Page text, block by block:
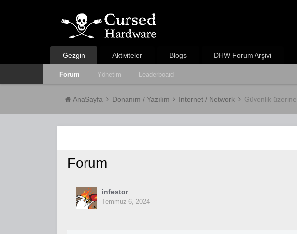
Gezgin
Forum Yönetim Leaderboard
Aktiviteler Blogs DHW Forum Arşivi
AnaSayfa Donanım / Yazılım İnternet / Network Güvenlik üzerine..
Forum
infestor
Temmuz 6, 2024